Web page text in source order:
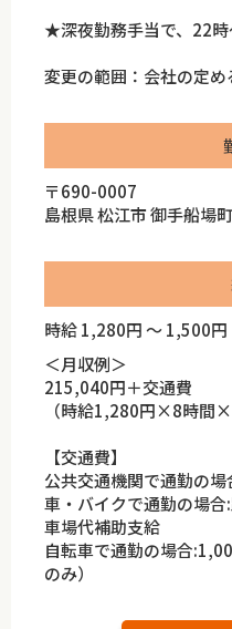
★深夜勤務手当で、22
変更の範囲：会社の定め
〒690-0007
島根県 松江市 御手船場
時給 1,280円 ～ 1,500円
＜月収例＞
215,040円＋交通費
（時給1,280円×8時間
【交通費】
公共交通機関で通勤の
車・バイクで通勤の場
車場代補助支給
自転車で通勤の場合
のみ）